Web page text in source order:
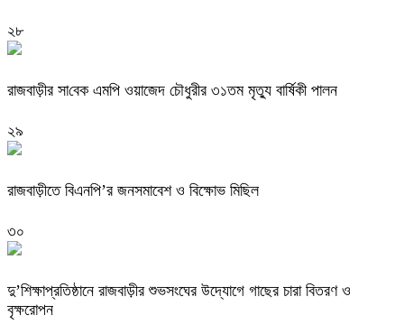
২৮
রাজবাড়ীর সা‌বেক এম‌পি ওয়াজেদ চে‌ৗধুরীর ৩১তম মৃত‌্যু বা‌র্ষিকী পালন
২৯
রাজবাড়ীতে বিএনপি’র জনসমাবেশ ও বিক্ষোভ মিছিল
৩০
দু’শিক্ষাপ্রতিষ্ঠানে রাজবাড়ীর শুভসংঘের উদ্যোগে গাছের চারা বিতরণ ও
বৃক্ষরোপন